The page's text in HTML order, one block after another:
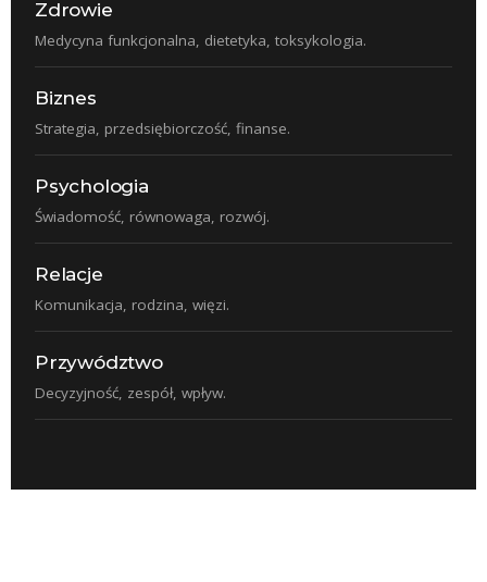
Zdrowie
Medycyna funkcjonalna, dietetyka, toksykologia.
Biznes
Strategia, przedsiębiorczość, finanse.
Psychologia
Świadomość, równowaga, rozwój.
Relacje
Komunikacja, rodzina, więzi.
Przywództwo
Decyzyjność, zespół, wpływ.